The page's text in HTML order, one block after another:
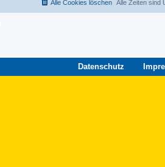
Alle Zeiten sind
Alle Cookies löschen
Datenschutz